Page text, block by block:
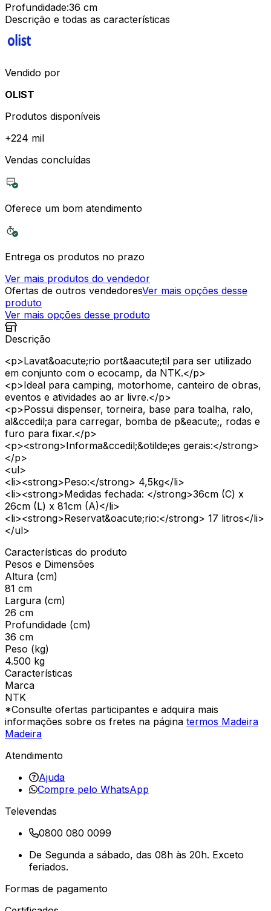
Profundidade:36 cm
Descrição e todas as características
Vendido por
OLIST
Produtos disponíveis
+224 mil
Vendas concluídas
Oferece um bom atendimento
Entrega os produtos no prazo
Ver mais produtos do vendedor
Ofertas de outros vendedoresVer mais opções desse
produto
Ver mais opções desse produto
Descrição
<p>Lavat&oacute;rio port&aacute;til para ser utilizado
em conjunto com o ecocamp, da NTK.</p>
<p>Ideal para camping, motorhome, canteiro de obras,
eventos e atividades ao ar livre.</p>
<p>Possui dispenser, torneira, base para toalha, ralo,
al&ccedil;a para carregar, bomba de p&eacute;, rodas e
furo para fixar.</p>
<p><strong>Informa&ccedil;&otilde;es gerais:</strong>
</p>
<ul>
<li><strong>Peso:</strong> 4,5kg</li>
<li><strong>Medidas fechada: </strong>36cm (C) x
26cm (L) x 81cm (A)</li>
<li><strong>Reservat&oacute;rio:</strong> 17 litros</li>
</ul>
Características do produto
Pesos e Dimensões
Altura (cm)
81 cm
Largura (cm)
26 cm
Profundidade (cm)
36 cm
Peso (kg)
4.500 kg
Características
Marca
NTK
*Consulte ofertas participantes e adquira mais
informações sobre os fretes na página termos Madeira
Madeira
Atendimento
Ajuda
Compre pelo WhatsApp
Televendas
0800 080 0099
De Segunda a sábado, das 08h às 20h. Exceto
feriados.
Formas de pagamento